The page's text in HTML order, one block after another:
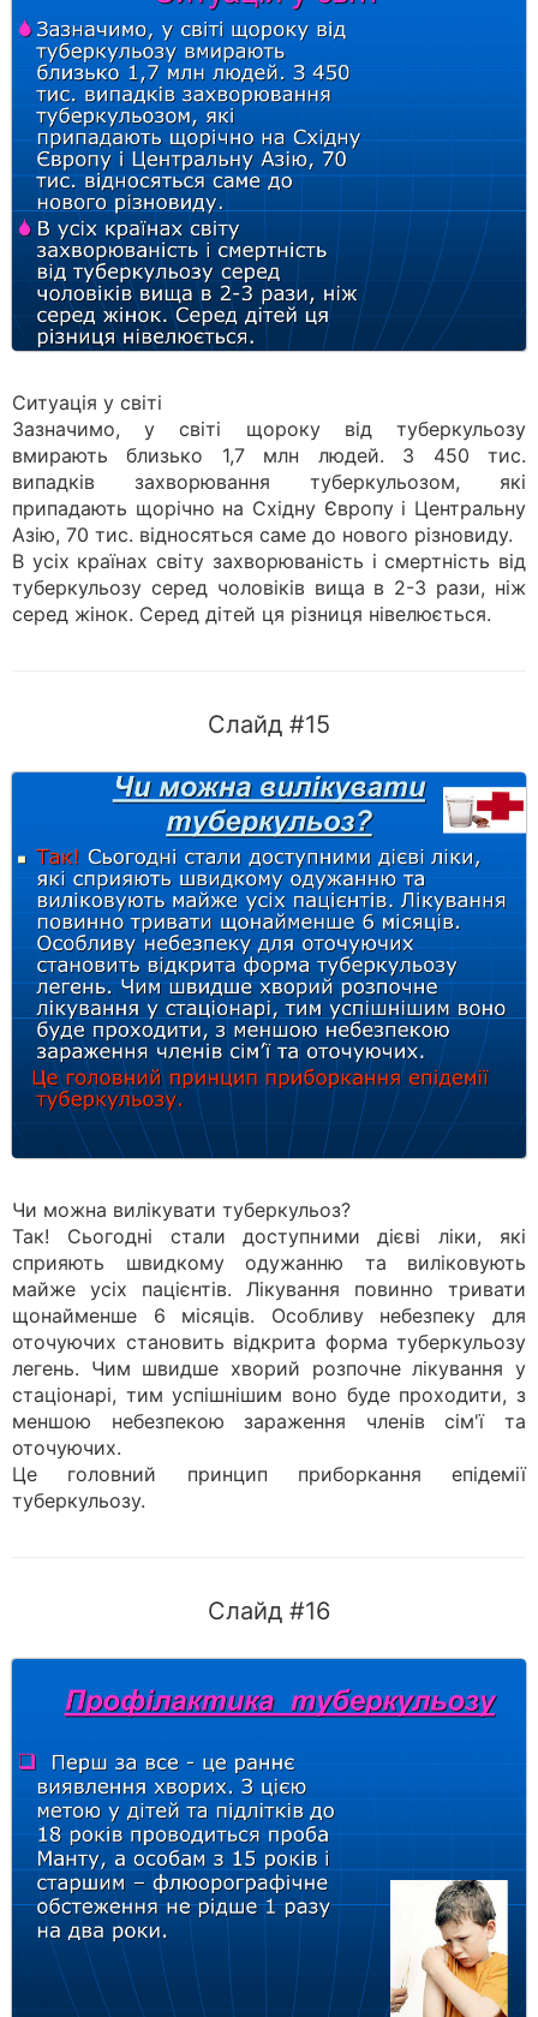
Ситуація у світі
Зазначимо, у світі щороку від туберкульозу
вмирають близько 1,7 млн людей. З 450 тис.
випадків захворювання туберкульозом, які
припадають щорічно на Східну Європу і Центральну
Азію, 70 тис. відносяться саме до нового різновиду.
В усіх країнах світу захворюваність і смертність від
туберкульозу серед чоловіків вища в 2-3 рази, ніж
серед жінок. Серед дітей ця різниця нівелюється.
Слайд #15
Чи можна вилікувати туберкульоз?
Так! Сьогодні стали доступними дієві ліки, які
сприяють швидкому одужанню та виліковують
майже усіх пацієнтів. Лікування повинно тривати
щонайменше 6 місяців. Особливу небезпеку для
оточуючих становить відкрита форма туберкульозу
легень. Чим швидше хворий розпочне лікування у
стаціонарі, тим успішнішим воно буде проходити, з
меншою небезпекою зараження членів сім'ї та
оточуючих.
Це головний принцип приборкання епідемії
туберкульозу.
Слайд #16